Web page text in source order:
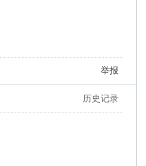
举报
历史记录